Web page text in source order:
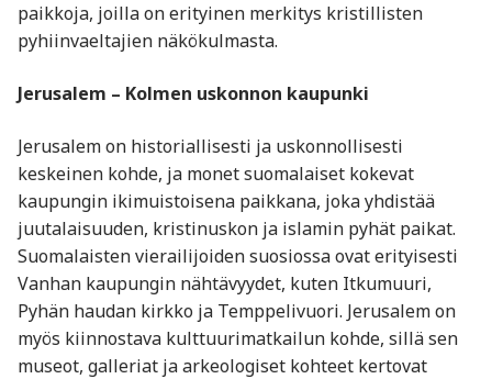
paikkoja, joilla on erityinen merkitys kristillisten
pyhiinvaeltajien näkökulmasta.
Jerusalem – Kolmen uskonnon kaupunki
Jerusalem on historiallisesti ja uskonnollisesti
keskeinen kohde, ja monet suomalaiset kokevat
kaupungin ikimuistoisena paikkana, joka yhdistää
juutalaisuuden, kristinuskon ja islamin pyhät paikat.
Suomalaisten vierailijoiden suosiossa ovat erityisesti
Vanhan kaupungin nähtävyydet, kuten Itkumuuri,
Pyhän haudan kirkko ja Temppelivuori. Jerusalem on
myös kiinnostava kulttuurimatkailun kohde, sillä sen
museot, galleriat ja arkeologiset kohteet kertovat